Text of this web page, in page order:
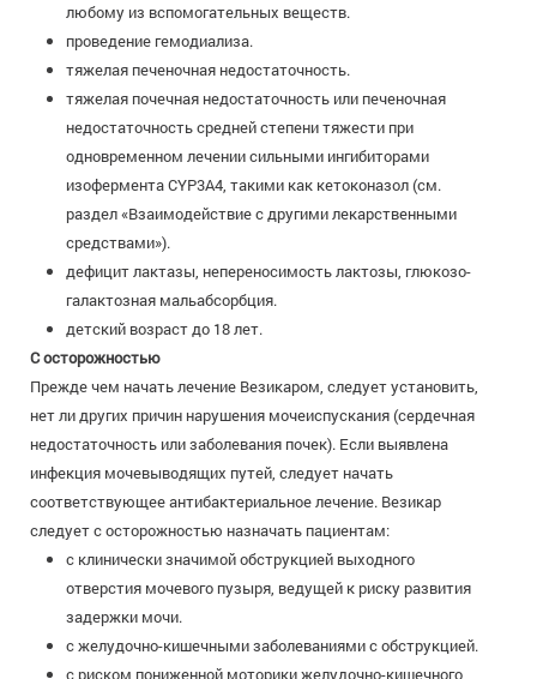
любому из вспомогательных веществ.
проведение гемодиализа.
тяжелая печеночная недостаточность.
тяжелая почечная недостаточность или печеночная
недостаточность средней степени тяжести при
одновременном лечении сильными ингибиторами
изофермента CYP3A4, такими как кетоконазол (см.
раздел «Взаимодействие с другими лекарственными
средствами»).
дефицит лактазы, непереносимость лактозы, глюкозо-
галактозная мальабсорбция.
детский возраст до 18 лет.
С осторожностью
Прежде чем начать лечение Везикаром, следует установить,
нет ли других причин нарушения мочеиспускания (сердечная
недостаточность или заболевания почек). Если выявлена
инфекция мочевыводящих путей, следует начать
соответствующее антибактериальное лечение. Везикар
следует с осторожностью назначать пациентам:
с клинически значимой обструкцией выходного
отверстия мочевого пузыря, ведущей к риску развития
задержки мочи.
с желудочно-кишечными заболеваниями с обструкцией.
с риском пониженной моторики желудочно-кишечного